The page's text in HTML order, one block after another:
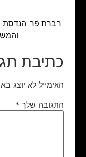
חברת פרי הנדסת
כתיבת
האימייל לא יוצג
התגובה שלך *